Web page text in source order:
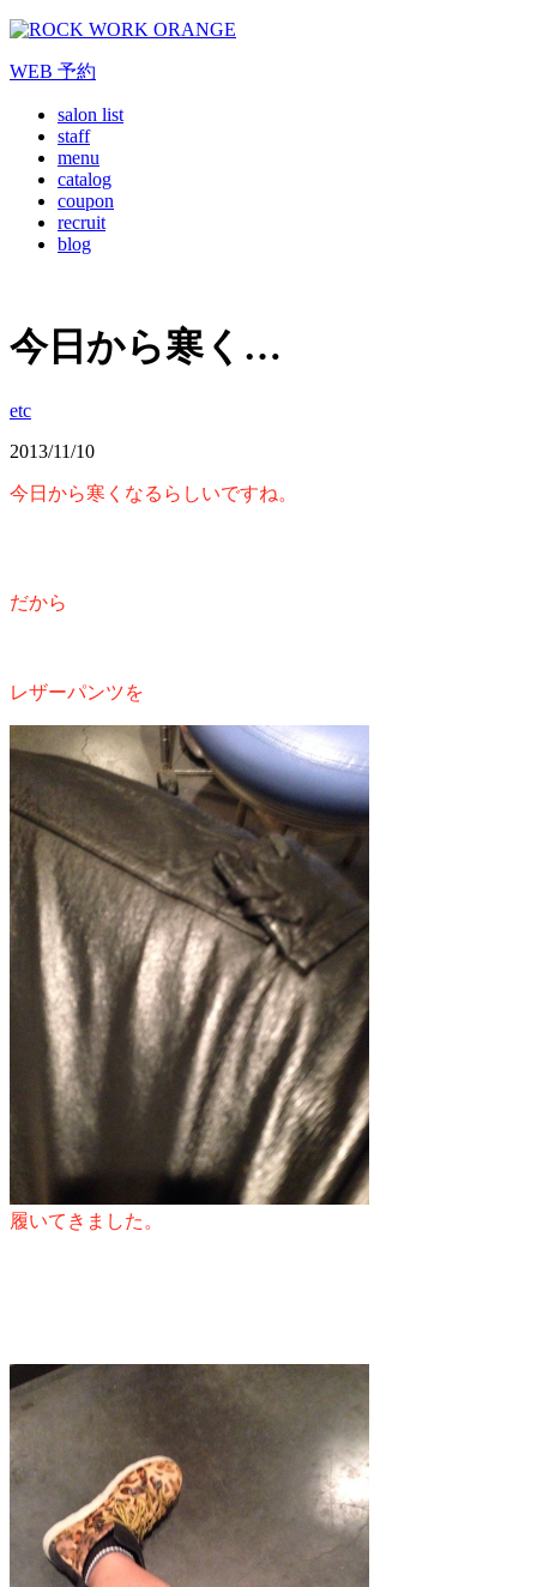
WEB 予約
salon list
staff
menu
catalog
coupon
recruit
blog
今日から寒く…
etc
2013/11/10
今日から寒くなるらしいですね。
だから
レザーパンツを
履いてきました。